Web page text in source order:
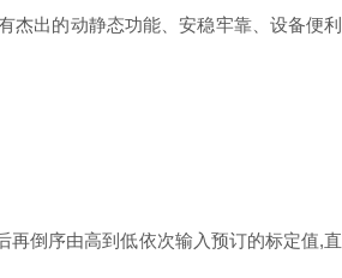
出的动静态功能、安稳牢靠、设备便
序由高到低依次输入预订的标定值,直